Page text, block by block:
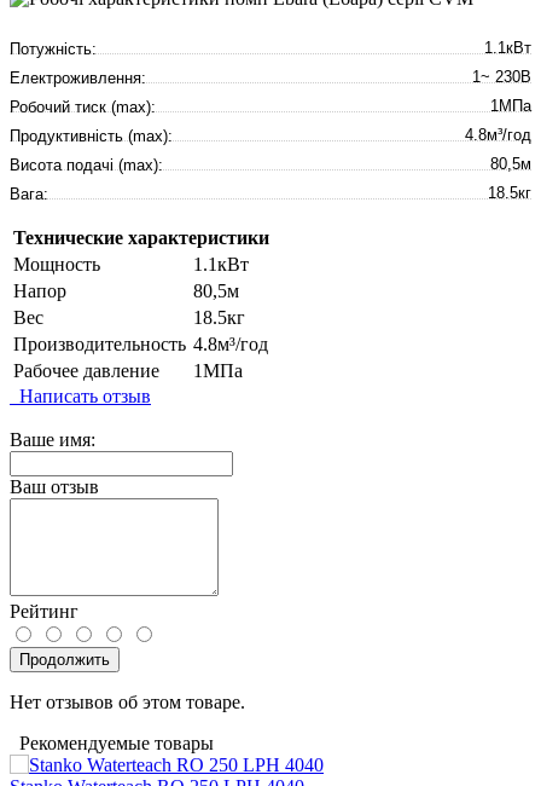
Потужність:
1.1кВт
Електроживлення:
1~ 230В
Робочий тиск (max):
1МПа
Продуктивність (max):
4.8м³/год
Висота подачі (max):
80,5м
Вага:
18.5кг
Технические характеристики
Мощность
1.1кВт
Напор
80,5м
Вес
18.5кг
Производительность 4.8м³/год
Рабочее давление
1МПа
Написать отзыв
Ваше имя:
Ваш отзыв
Рейтинг
Продолжить
Нет отзывов об этом товаре.
Рекомендуемые товары